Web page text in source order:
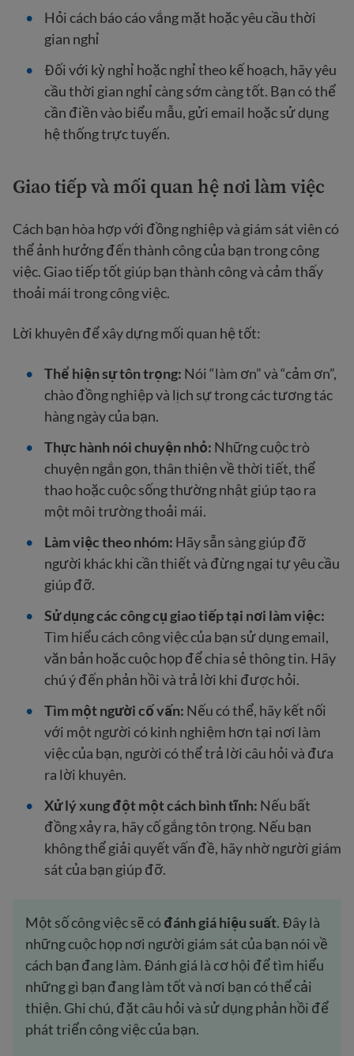
Hỏi cách báo cáo vắng mặt hoặc yêu cầu thời
gian nghỉ
Đối với kỳ nghỉ hoặc nghỉ theo kế hoạch, hãy yêu
cầu thời gian nghỉ càng sớm càng tốt. Bạn có thể
cần điền vào biểu mẫu, gửi email hoặc sử dụng
hệ thống trực tuyến.
Giao tiếp và mối quan hệ nơi làm việc
Cách bạn hòa hợp với đồng nghiệp và giám sát viên có
thể ảnh hưởng đến thành công của bạn trong công
việc. Giao tiếp tốt giúp bạn thành công và cảm thấy
thoải mái trong công việc.
Lời khuyên để xây dựng mối quan hệ tốt:
Thể hiện sự tôn trọng: Nói “làm ơn” và “cảm ơn”,
chào đồng nghiệp và lịch sự trong các tương tác
hàng ngày của bạn.
Thực hành nói chuyện nhỏ: Những cuộc trò
chuyện ngắn gọn, thân thiện về thời tiết, thể
thao hoặc cuộc sống thường nhật giúp tạo ra
một môi trường thoải mái.
Làm việc theo nhóm: Hãy sẵn sàng giúp đỡ
người khác khi cần thiết và đừng ngại tự yêu cầu
giúp đỡ.
Sử dụng các công cụ giao tiếp tại nơi làm việc:
Tìm hiểu cách công việc của bạn sử dụng email,
văn bản hoặc cuộc họp để chia sẻ thông tin. Hãy
chú ý đến phản hồi và trả lời khi được hỏi.
Tìm một người cố vấn: Nếu có thể, hãy kết nối
với một người có kinh nghiệm hơn tại nơi làm
việc của bạn, người có thể trả lời câu hỏi và đưa
ra lời khuyên.
Xử lý xung đột một cách bình tĩnh: Nếu bất
đồng xảy ra, hãy cố gắng tôn trọng. Nếu bạn
không thể giải quyết vấn đề, hãy nhờ người giám
sát của bạn giúp đỡ.
Một số công việc sẽ cóđánh giá hiệu suất. Đây là
những cuộc họp nơi người giám sát của bạn nói về
cách bạn đang làm. Đánh giá là cơ hội để tìm hiểu
những gì bạn đang làm tốt và nơi bạn có thể cải
thiện. Ghi chú, đặt câu hỏi và sử dụng phản hồi để
phát triển công việc của bạn.